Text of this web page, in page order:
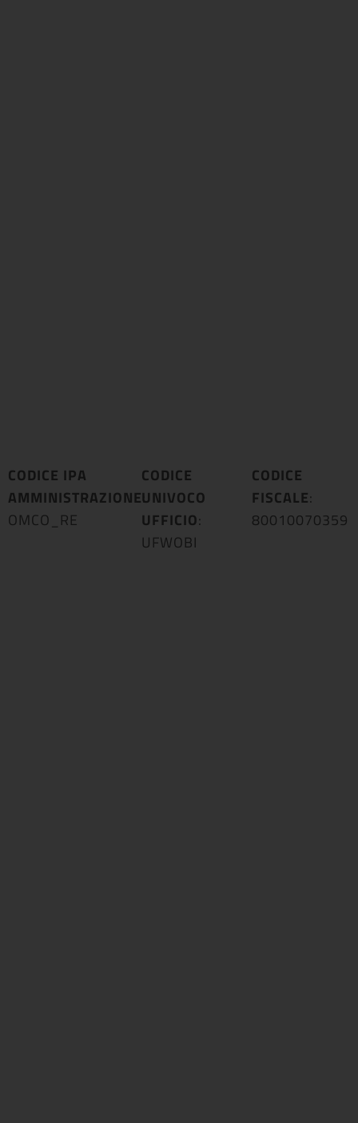
CODICE IPA
AMMINISTRAZIONE:
OMCO_RE
CODICE
UNIVOCO
UFFICIO:
UFWOBI
CODICE
FISCALE:
80010070359